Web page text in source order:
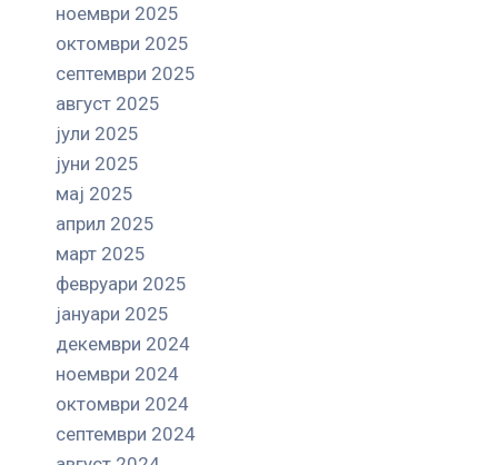
ноември 2025
октомври 2025
септември 2025
август 2025
јули 2025
јуни 2025
мај 2025
април 2025
март 2025
февруари 2025
јануари 2025
декември 2024
ноември 2024
октомври 2024
септември 2024